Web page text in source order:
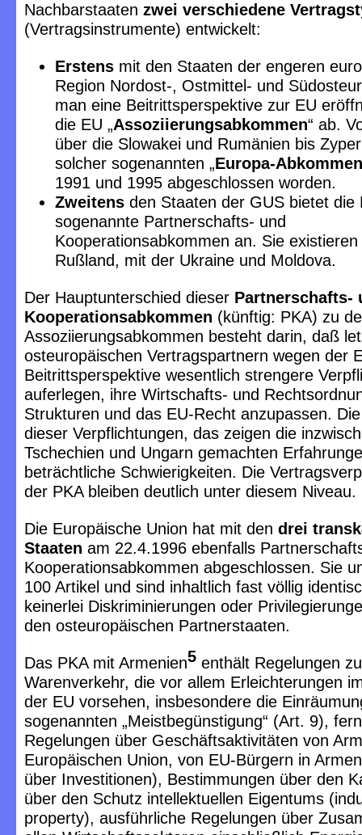
Nachbarstaaten zwei verschiedene
(Vertragsinstrumente) entwickelt:
Erstensmit den Staaten der engeren
Region Nordost-, Ostmittel- und
man eine Beitrittsperspektive zur EU
die EU „Assoziierungsabkommen“ ab.
über die Slowakei und Rumänien bis
solcher sogenannten „Europa-Abkommen
1991 und 1995 abgeschlossen worden.
Zweitensden Staaten der GUS bietet die
sogenannte Partnerschafts- und
Kooperationsabkommen an. Sie
Rußland, mit der Ukraine und Moldova.
Der Hauptunterschied dieser Partnerschafts-
Kooperationsabkommen (künftig: PKA) zu
Assoziierungsabkommen besteht darin, daß
osteuropäischen Vertragspartnern wegen der
Beitrittsperspektive wesentlich strengere
auferlegen, ihre Wirtschafts- und
Strukturen und das EU-Recht anzupassen.
dieser Verpflichtungen, das zeigen die
Tschechien und Ungarn gemachten
beträchtliche Schwierigkeiten. Die
der PKA bleiben deutlich unter diesem Niveau.
Die Europäische Union hat mit den drei
Staaten am 22.4.1996 ebenfalls
Kooperationsabkommen abgeschlossen. Sie
100 Artikel und sind inhaltlich fast völlig
keinerlei Diskriminierungen oder
den osteuropäischen Partnerstaaten.
Das PKA mit Armenien5 enthält Regelungen
Warenverkehr, die vor allem Erleichterungen
der EU vorsehen, insbesondere die
sogenannten „Meistbegünstigung“ (Art. 9),
Regelungen über Geschäftsaktivitäten von
Europäischen Union, von EU-Bürgern in
über Investitionen), Bestimmungen über den
über den Schutz intellektuellen Eigentums
property), ausführliche Regelungen über